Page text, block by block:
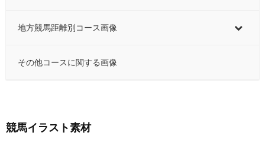
地方競馬距離別コース画像
その他コースに関する画像
競馬イラスト素材